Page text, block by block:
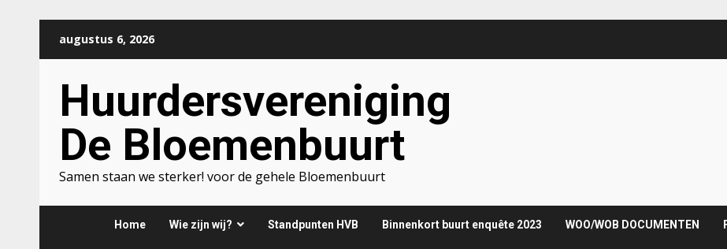
naar
inhoud
augustus 6, 2026
Huurdersvereniging
De Bloemenbuurt
Samen staan we sterker! voor de gehele Bloemenbuurt
Home Wie zijn wij? Standpunten HVB Binnenkort buurt enquête 2023 WOO/WOB DOCUMENTEN